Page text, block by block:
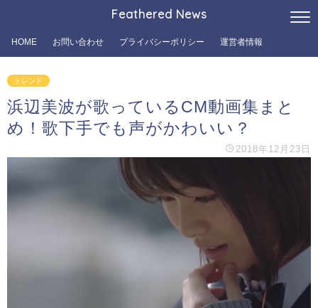
Feathered News
HOME お問い合わせ プライバシーポリシー 運営者情報
トレンド
浜辺美波が歌っているCM動画集まと
め！歌下手でも声がかわいい？
2018年12月23日